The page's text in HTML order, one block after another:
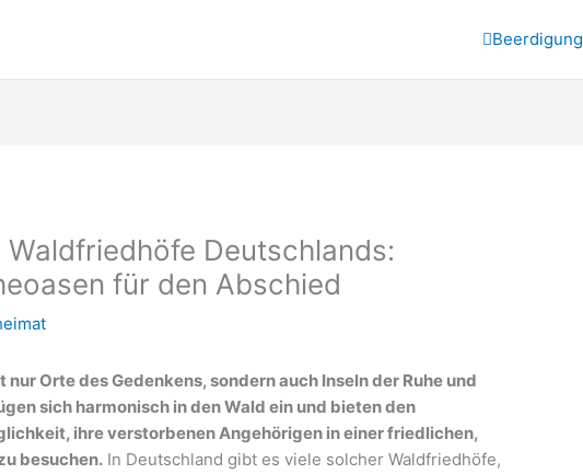
Beerdigung
Deutschlands:
für den Abschied
Orte des Gedenkens, sondern auch Inseln der Ruhe und
sich harmonisch in den Wald ein und bieten den
ihre verstorbenen Angehörigen in einer friedlichen,
besuchen. In Deutschland gibt es viele solcher Waldfriedhöfe,